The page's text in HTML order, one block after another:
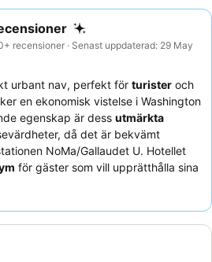
recensioner · Senast uppdaterad: 29 May
urbant nav, perfekt för turister och
en ekonomisk vistelse i Washington
egenskap är dess utmärkta
då det är bekvämt
NoMa/Gallaudet U. Hotellet
för gäster som vill upprätthålla sina
hjälpsamma personalen
prioriterar utsikt rekommenderas att